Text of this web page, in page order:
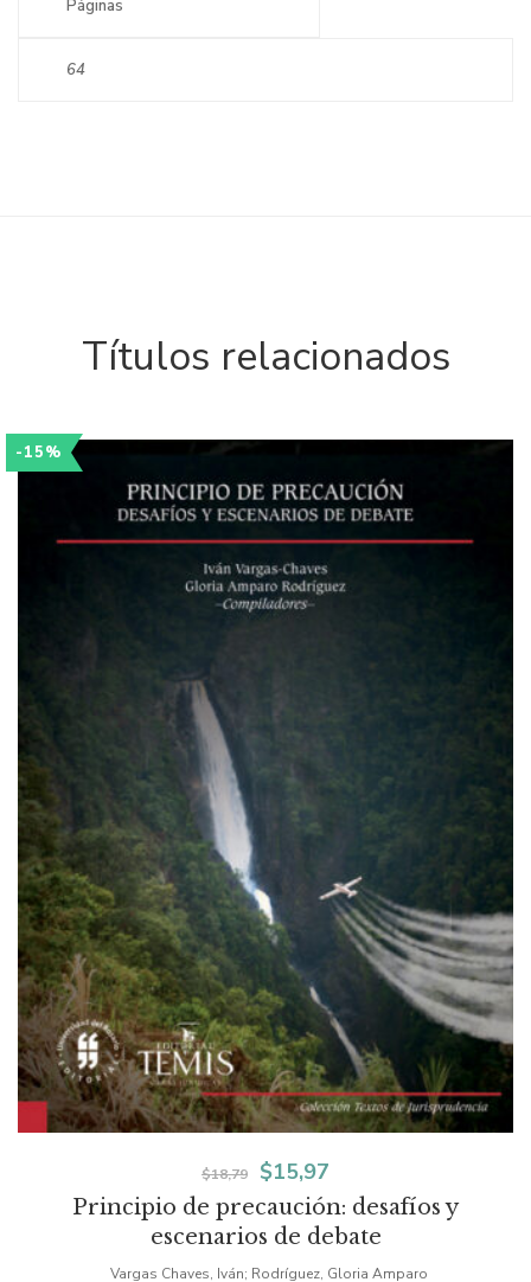
Páginas
64
Títulos relacionados
-15%
Principio de precaución: desafíos y
escenarios de debate
$18,79
El
precio
$15,97
precio
Vargas Chaves, Iván; Rodríguez, Gloria Amparo